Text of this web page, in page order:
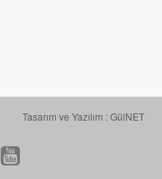
Tasarım ve Yazılım : GülNET